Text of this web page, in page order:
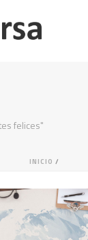
felices"
INICIO /